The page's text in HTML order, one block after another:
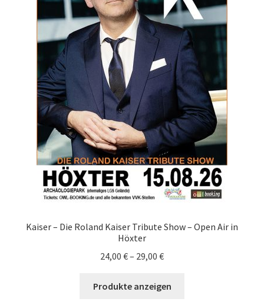
Kaiser – Die Roland Kaiser Tribute Show – Open Air in
Höxter
24,00 €– 29,00 €
Produkte anzeigen